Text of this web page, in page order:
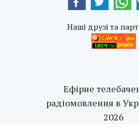
Наші друзі та
Ефірне
радіомовлення в
2026